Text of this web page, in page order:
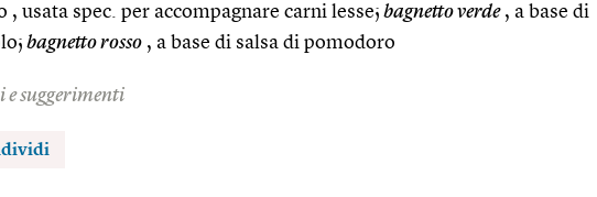
, usata spec. per accompagnare carni lesse; bagnetto verde, a base di
bagnetto rosso , a base di salsa di pomodoro
e suggerimenti